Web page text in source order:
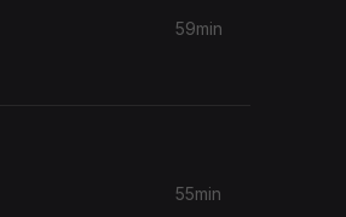
59min
55min